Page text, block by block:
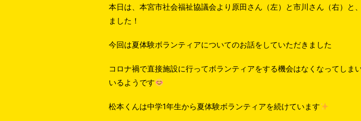
本日は、本宮市社会福祉協議会より原田さん（左）と市川さん（右）
ました！
今回は夏体験ボランティアについてのお話をしていただきました
コロナ禍で直接施設に行ってボランティアをする機会はなくなってし
いるようです
松本くんは中学1年生から夏体験ボランティアを続けています